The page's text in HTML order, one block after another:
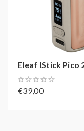
Inklusive 2
Material
Material
TC Mode
VW Mode
Eleaf IStick Pico
€39,00